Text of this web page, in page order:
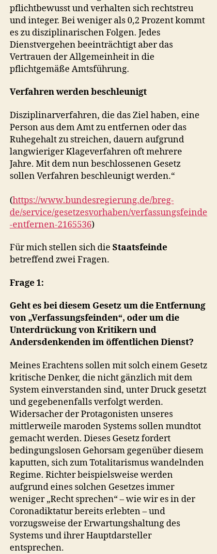
pflichtbewusst und verhalten sich rechtstreu
und integer. Bei weniger als 0,2 Prozent kommt
es zu disziplinarischen Folgen. Jedes
Dienstvergehen beeinträchtigt aber das
Vertrauen der Allgemeinheit in die
pflichtgemäße Amtsführung.
Verfahren werden beschleunigt
Disziplinarverfahren, die das Ziel haben, eine
Person aus dem Amt zu entfernen oder das
Ruhegehalt zu streichen, dauern aufgrund
langwieriger Klageverfahren oft mehrere
Jahre. Mit dem nun beschlossenen Gesetz
sollen Verfahren beschleunigt werden.“
(https://www.bundesregierung.de/breg-
de/service/gesetzesvorhaben/verfassungsfeinde
-entfernen-2165536)
Für mich stellen sich die Staatsfeinde
betreffend zwei Fragen.
Frage 1:
Geht es bei diesem Gesetz um die Entfernung
von „Verfassungsfeinden“, oder um die
Unterdrückung von Kritikern und
Andersdenkenden im öffentlichen Dienst?
Meines Erachtens sollen mit solch einem Gesetz
kritische Denker, die nicht gänzlich mit dem
System einverstanden sind, unter Druck gesetzt
und gegebenenfalls verfolgt werden.
Widersacher der Protagonisten unseres
mittlerweile maroden Systems sollen mundtot
gemacht werden. Dieses Gesetz fordert
bedingungslosen Gehorsam gegenüber diesem
kaputten, sich zum Totalitarismus wandelnden
Regime. Richter beispielsweise werden
aufgrund eines solchen Gesetzes immer
weniger „Recht sprechen“ – wie wir es in der
Coronadiktatur bereits erlebten – und
vorzugsweise der Erwartungshaltung des
Systems und ihrer Hauptdarsteller
entsprechen.